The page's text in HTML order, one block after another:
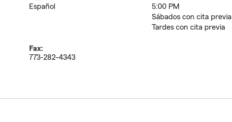
Español
5:00 PM
Sábados con cita previa
Tardes con cita previa
Fax:
773-282-4343